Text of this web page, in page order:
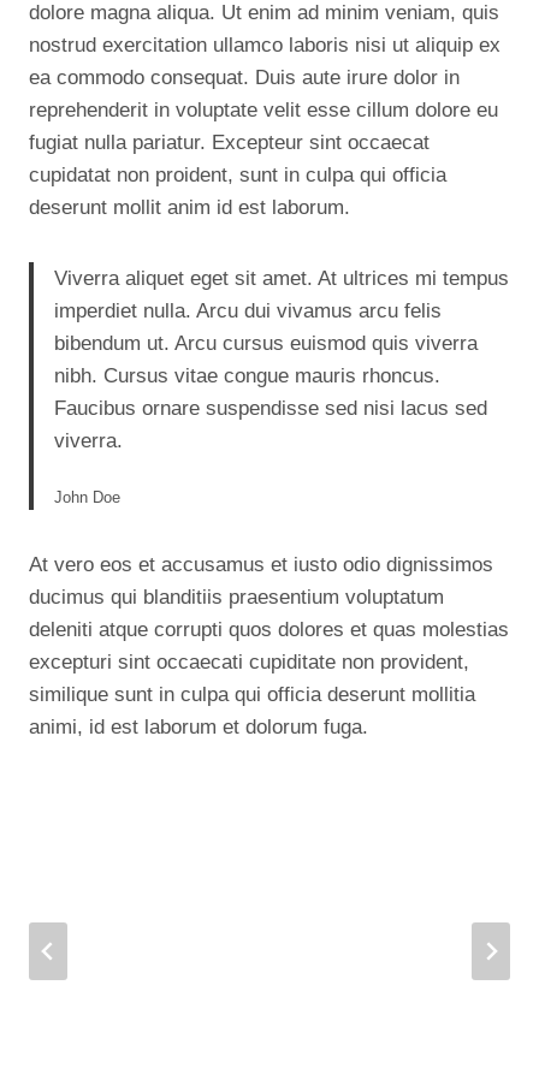
dolore magna aliqua. Ut enim ad minim veniam, quis
nostrud exercitation ullamco laboris nisi ut aliquip ex
ea commodo consequat. Duis aute irure dolor in
reprehenderit in voluptate velit esse cillum dolore eu
fugiat nulla pariatur. Excepteur sint occaecat
cupidatat non proident, sunt in culpa qui officia
deserunt mollit anim id est laborum.
Viverra aliquet eget sit amet. At ultrices mi tempus
imperdiet nulla. Arcu dui vivamus arcu felis
bibendum ut. Arcu cursus euismod quis viverra
nibh. Cursus vitae congue mauris rhoncus.
Faucibus ornare suspendisse sed nisi lacus sed
viverra.
John Doe
At vero eos et accusamus et iusto odio dignissimos
ducimus qui blanditiis praesentium voluptatum
deleniti atque corrupti quos dolores et quas molestias
excepturi sint occaecati cupiditate non provident,
similique sunt in culpa qui officia deserunt mollitia
animi, id est laborum et dolorum fuga.